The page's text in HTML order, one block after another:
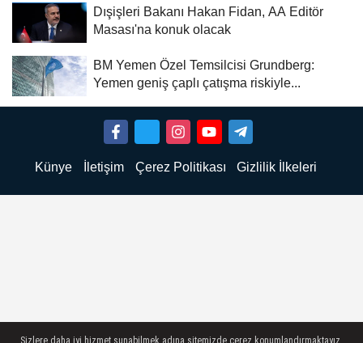
Dışişleri Bakanı Hakan Fidan, AA Editör
Masası'na konuk olacak
BM Yemen Özel Temsilcisi Grundberg:
Yemen geniş çaplı çatışma riskiyle...
Künye İletişim Çerez Politikası Gizlilik İlkeleri